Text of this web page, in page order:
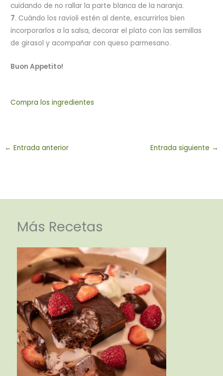
cuidando de no rallar la parte blanca de la naranja.
7. Cuándo los ravioli estén al dente, escurrirlos bien
incorporarlos a la salsa, decorar el plato con las semillas
de girasol y acompañar con queso parmesano.
Buon Appetito!
Compra los ingredientes
← Entrada anterior Entrada siguiente →
Más Recetas